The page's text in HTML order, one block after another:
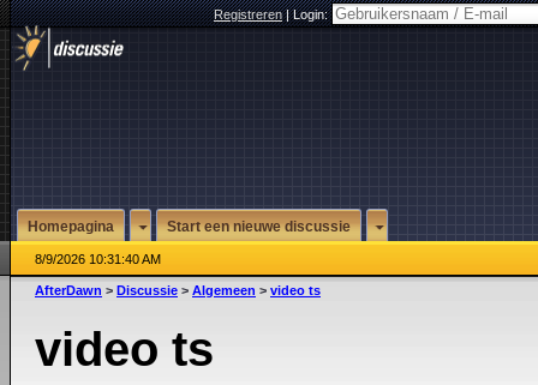
Registreren|Login:
Homepagina Start een nieuwe discussie
8/9/2026 10:31:40 AM
AfterDawn > Discussie > Algemeen > video ts
video ts